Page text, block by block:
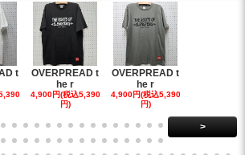
t
OVERPREAD t
he r
4,900円(税込5,390
円)
OVERPREAD t
he r
4,900円(税込5,390
円)
>